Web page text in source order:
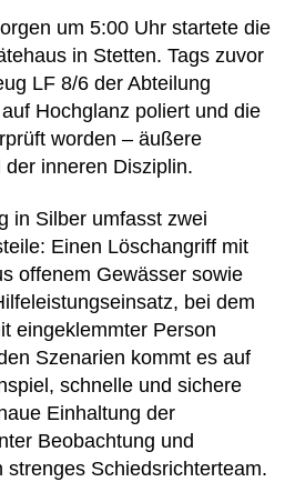
um 5:00 Uhr startete die
in Stetten. Tags zuvor
LF 8/6 der Abteilung
Hochglanz poliert und die
worden – äußere
inneren Disziplin.
in Silber umfasst zwei
Einen Löschangriff mit
offenem Gewässer sowie
bei dem
eingeklemmter Person
Szenarien kommt es auf
schnelle und sichere
Einhaltung der
Beobachtung und
strenges Schiedsrichterteam.